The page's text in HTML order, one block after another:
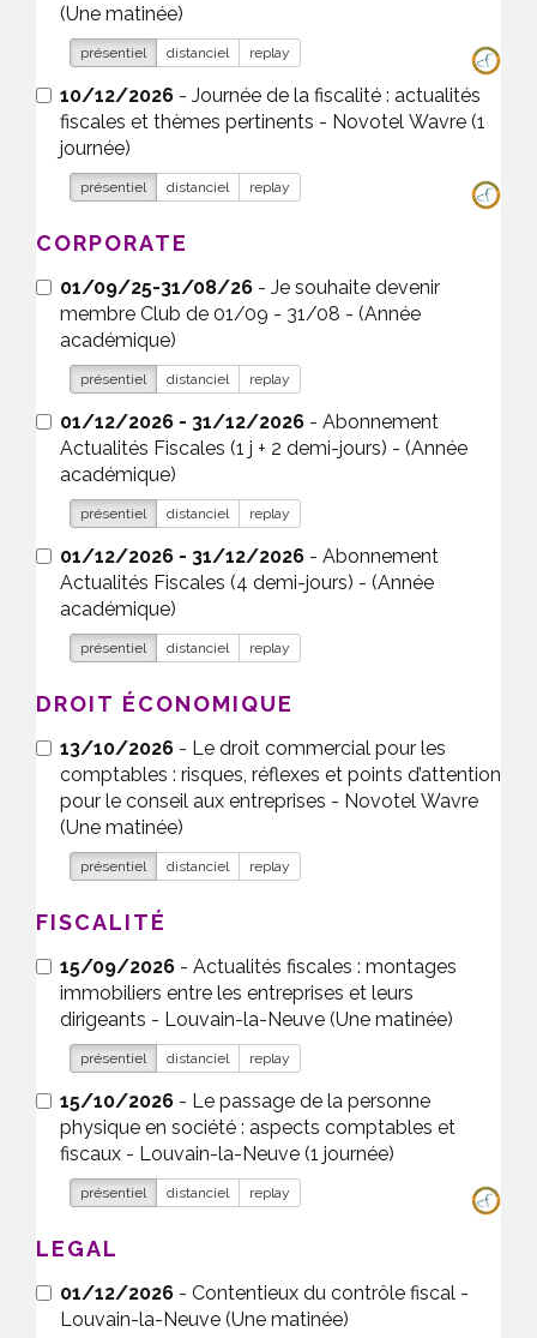
(Une matinée)
présentiel distanciel replay
10/12/2026 - Journée de la fiscalité : actualités
fiscales et thèmes pertinents - Novotel Wavre (1
journée)
présentiel distanciel replay
CORPORATE
01/09/25-31/08/26 - Je souhaite devenir
membre Club de 01/09 - 31/08 - (Année
académique)
présentiel distanciel replay
01/12/2026 - 31/12/2026 - Abonnement
Actualités Fiscales (1 j + 2 demi-jours) - (Année
académique)
présentiel distanciel replay
01/12/2026 - 31/12/2026 - Abonnement
Actualités Fiscales (4 demi-jours) - (Année
académique)
présentiel distanciel replay
DROIT ÉCONOMIQUE
13/10/2026 - Le droit commercial pour les
comptables : risques, réflexes et points d’attention
pour le conseil aux entreprises - Novotel Wavre
(Une matinée)
présentiel distanciel replay
FISCALITÉ
15/09/2026 - Actualités fiscales : montages
immobiliers entre les entreprises et leurs
dirigeants - Louvain-la-Neuve (Une matinée)
présentiel distanciel replay
15/10/2026 - Le passage de la personne
physique en société : aspects comptables et
fiscaux - Louvain-la-Neuve (1 journée)
présentiel distanciel replay
LEGAL
01/12/2026 - Contentieux du contrôle fiscal -
Louvain-la-Neuve (Une matinée)